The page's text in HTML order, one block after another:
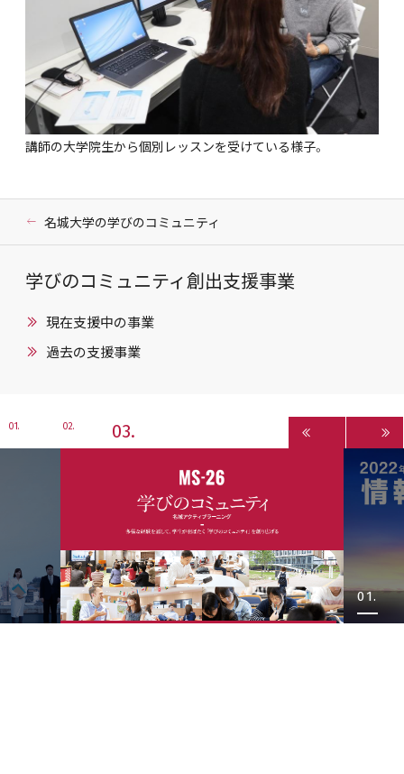
講師の大学院生から個別レッスンを受けている様子。
名城大学の学びのコミュニティ
学びのコミュニティ創出支援事業
現在支援中の事業
過去の支援事業
1 2 3